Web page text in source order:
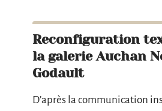
Reconfiguration
la galerie Auchan
Godault
D’après la communication